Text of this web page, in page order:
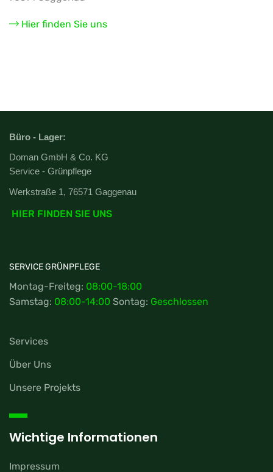
Hier finden Sie uns
Büro - Lager:
Doman GmbH & Co. KG
Service - Grünpflege
Werkstraße 1, 76571 Gaggenau
HIER FINDEN SIE UNS
SERVICE GRÜNPFLEGE
Montag-Freiteg: 08:00-18:00
Samstag: 08:00-14:00 Sontag: Geschlossen
Services
Über Uns
Unsere Projekts
Wichtige Informationen
Impressum